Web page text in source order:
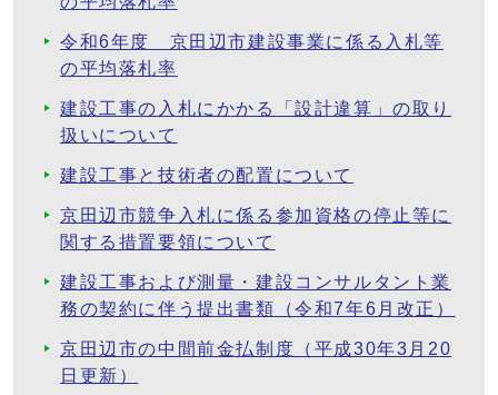
令和6年度 京田辺市建設事業に係る入札等
の平均落札率
建設工事の入札にかかる「設計違算」の取り
扱いについて
建設工事と技術者の配置について
京田辺市競争入札に係る参加資格の停止等に
関する措置要領について
建設工事および測量・建設コンサルタント業
務の契約に伴う提出書類（令和7年6月改正）
京田辺市の中間前金払制度（平成30年3月20
日更新）